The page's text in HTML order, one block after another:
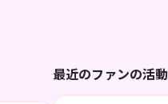
最近のファンの活動